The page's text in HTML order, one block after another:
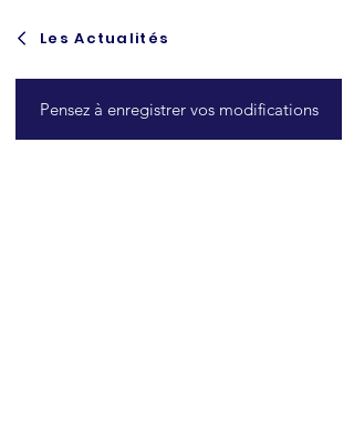
Les Actualités
Pensez à enregistrer vos modifications